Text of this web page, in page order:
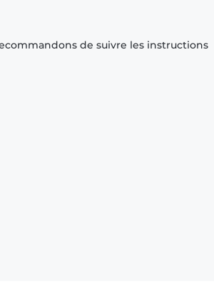
de suivre les instructions